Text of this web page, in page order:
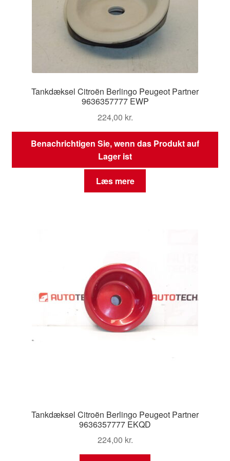
Tankdæksel Citroën Berlingo Peugeot Partner
9636357777 EWP
224,00 kr.
Benachrichtigen Sie, wenn das Produkt auf
Lager ist
Læs mere
Tankdæksel Citroën Berlingo Peugeot Partner
9636357777 EKQD
224,00 kr.